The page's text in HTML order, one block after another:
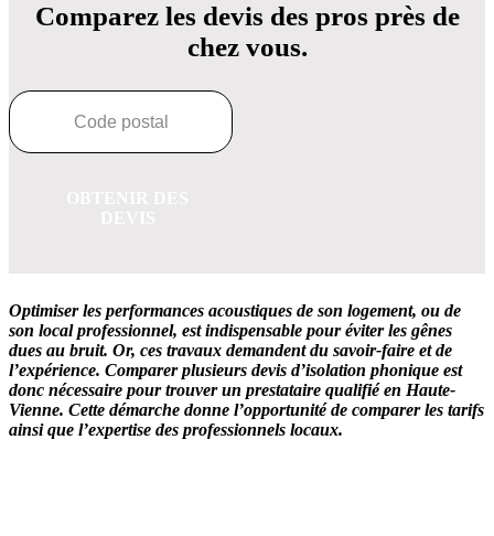
Comparez les devis des pros près de
chez vous.
Optimiser les performances acoustiques de son logement, ou de
son local professionnel, est indispensable pour éviter les gênes
dues au bruit. Or, ces travaux demandent du savoir-faire et de
l’expérience. Comparer plusieurs devis d’isolation phonique est
donc nécessaire pour trouver un prestataire qualifié en Haute-
Vienne. Cette démarche donne l’opportunité de comparer les tarifs
ainsi que l’expertise des professionnels locaux.